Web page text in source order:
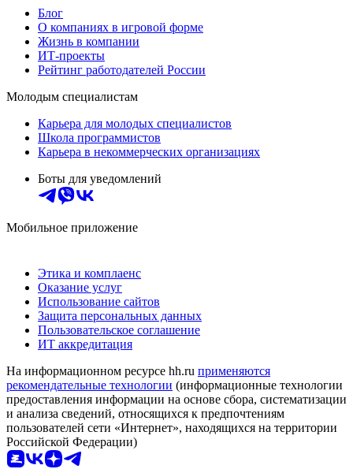
Блог
О компаниях в игровой форме
Жизнь в компании
ИТ-проекты
Рейтинг работодателей России
Молодым специалистам
Карьера для молодых специалистов
Школа программистов
Карьера в некоммерческих организациях
Боты для уведомлений
Мобильное приложение
Этика и комплаенс
Оказание услуг
Использование сайтов
Защита персональных данных
Пользовательское соглашение
ИТ аккредитация
На информационном ресурсе hh.ru применяются
рекомендательные технологии (информационные технологии
предоставления информации на основе сбора, систематизации
и анализа сведений, относящихся к предпочтениям
пользователей сети «Интернет», находящихся на территории
Российской Федерации)